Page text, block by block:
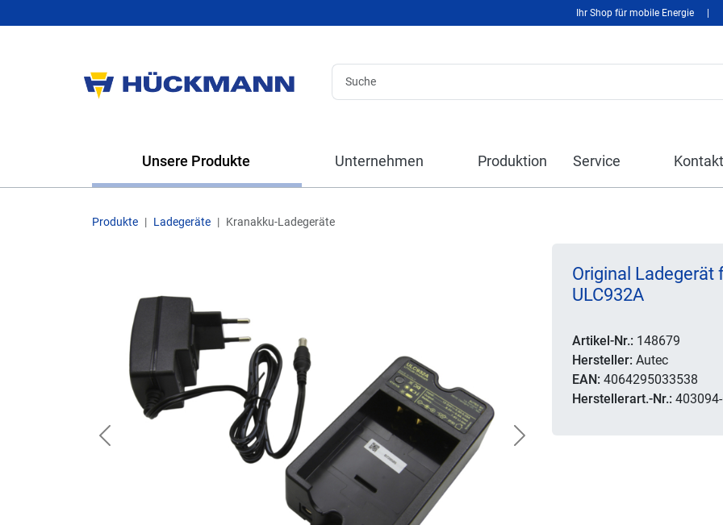
Ihr Shop für mobile Energie
Unsere Produkte Unternehmen Produktion Service Kontakt
Produkte Ladegeräte Kranakku-Ladegeräte
Previous Next
Original Ladegerät
ULC932A
Artikel-Nr.: 148679
Hersteller: Autec
EAN: 4064295033538
Herstellerart.-Nr.: